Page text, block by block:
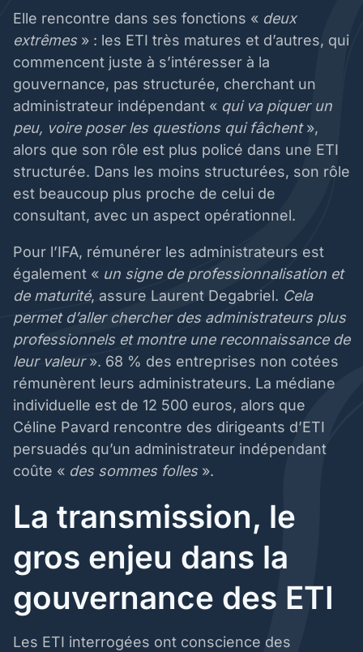
Elle rencontre dans ses fonctions « deux
extrêmes » : les ETI très matures et d’autres, qui
commencent juste à s’intéresser à la
gouvernance, pas structurée, cherchant un
administrateur indépendant « qui va piquer un
peu, voire poser les questions qui fâchent»,
alors que son rôle est plus policé dans une ETI
structurée. Dans les moins structurées, son rôle
est beaucoup plus proche de celui de
consultant, avec un aspect opérationnel.
Pour l’IFA, rémunérer les administrateurs est
également « un signe de professionnalisation et
de maturité, assure Laurent Degabriel. Cela
permet d’aller chercher des administrateurs plus
professionnels et montre une reconnaissance de
leur valeur». 68 % des entreprises non cotées
rémunèrent leurs administrateurs. La médiane
individuelle est de 12 500 euros, alors que
Céline Pavard rencontre des dirigeants d’ETI
persuadés qu’un administrateur indépendant
coûte « des sommes folles ».
La transmission, le
gros enjeu dans la
gouvernance des ETI
Les ETI interrogées ont conscience des